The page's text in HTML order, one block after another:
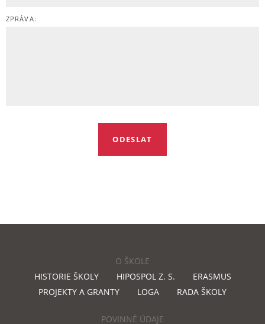
ZPRÁVA:
O ŠKOLE
HISTORIE ŠKOLY
HIPOSPOL Z. S.
ERASMUS
PROJEKTY A GRANTY
LOGA RADA ŠKOLY
POVINNÉ ÚDAJE